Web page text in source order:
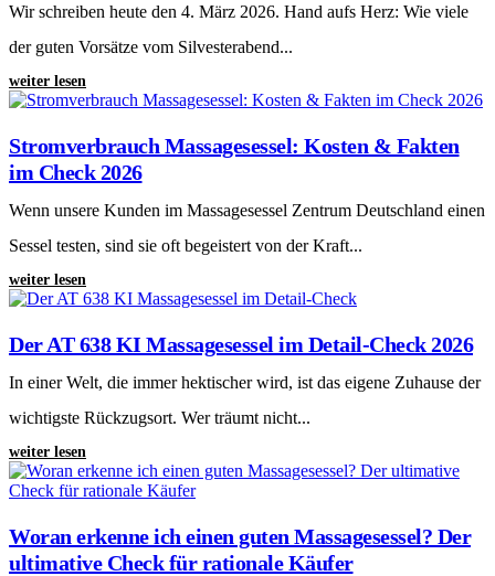
Wir schreiben heute den 4. März 2026. Hand aufs Herz: Wie viele
der guten Vorsätze vom Silvesterabend...
weiter lesen
Stromverbrauch Massagesessel: Kosten & Fakten
im Check 2026
Wenn unsere Kunden im Massagesessel Zentrum Deutschland einen
Sessel testen, sind sie oft begeistert von der Kraft...
weiter lesen
Der AT 638 KI Massagesessel im Detail-Check 2026
In einer Welt, die immer hektischer wird, ist das eigene Zuhause der
wichtigste Rückzugsort. Wer träumt nicht...
weiter lesen
Woran erkenne ich einen guten Massagesessel? Der
ultimative Check für rationale Käufer